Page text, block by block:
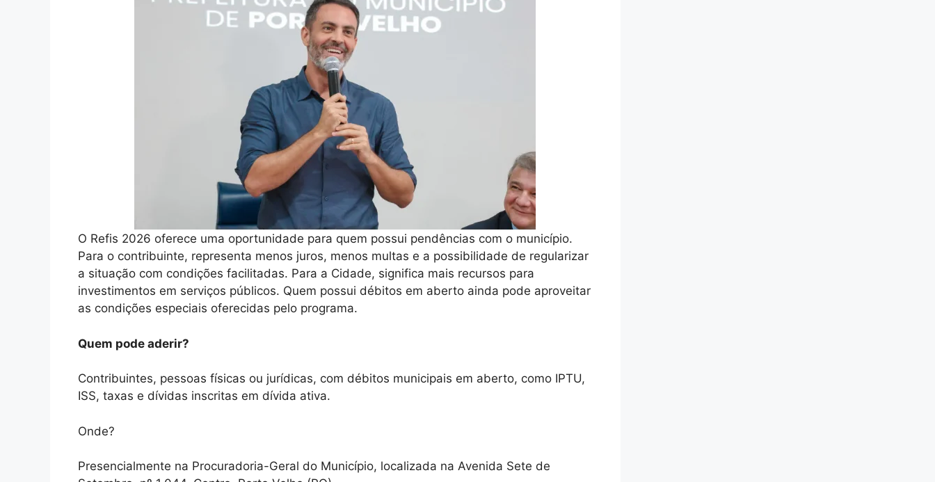
O Refis 2026 oferece uma oportunidade para quem possui pendências com o município.
Para o contribuinte, representa menos juros, menos multas e a possibilidade de regularizar
a situação com condições facilitadas. Para a Cidade, significa mais recursos para
investimentos em serviços públicos. Quem possui débitos em aberto ainda pode aproveitar
as condições especiais oferecidas pelo programa.
Quem pode aderir?
Contribuintes, pessoas físicas ou jurídicas, com débitos municipais em aberto, como IPTU,
ISS, taxas e dívidas inscritas em dívida ativa.
Onde?
Presencialmente na Procuradoria-Geral do Município, localizada na Avenida Sete de